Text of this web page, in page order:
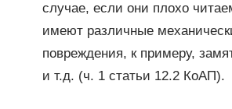
случае, если они плохо
имеют различные
повреждения, к примеру,
и т.д. (ч. 1 статьи 12.2 КоАП).